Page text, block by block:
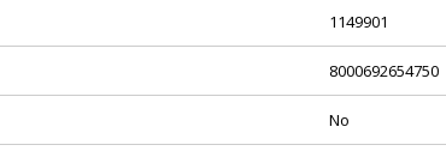
1149901
8000692654750
No